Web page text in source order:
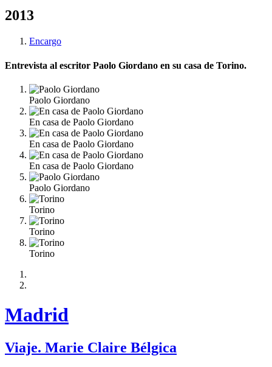
2013
Encargo
Entrevista al escritor Paolo Giordano en su casa de Torino.
Paolo Giordano
En casa de Paolo Giordano
En casa de Paolo Giordano
En casa de Paolo Giordano
Paolo Giordano
Torino
Torino
Torino
Madrid
Viaje. Marie Claire Bélgica